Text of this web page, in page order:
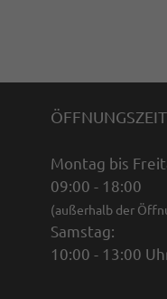
Montag bis
09:00 - 18:00
(außerhalb der
Samstag:
10:00 - 13:00